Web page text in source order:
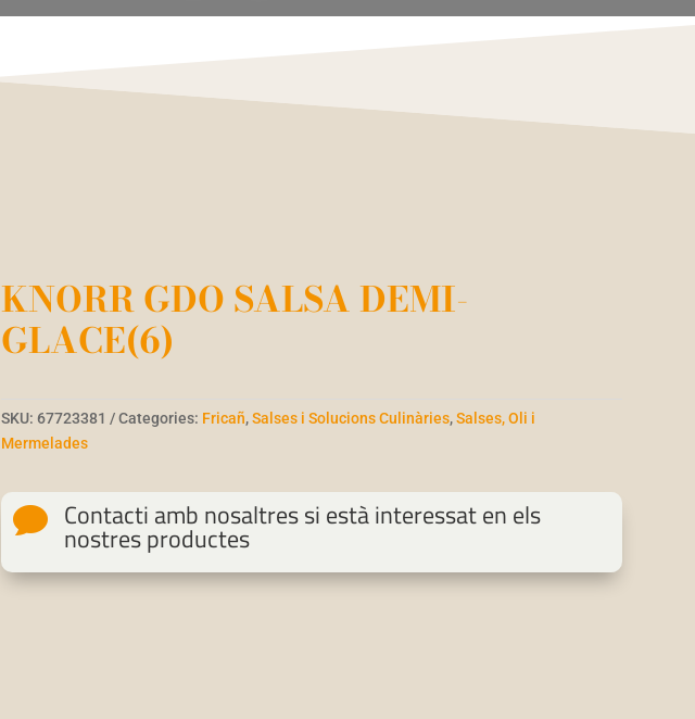
KNORR GDO SALSA DEMI-
GLACE(6)
SKU:67723381 Categories: Fricañ,Salses i Solucions Culinàries,Salses, Oli i
Mermelades
 Contacti amb nosaltres si està interessat en els
nostres productes